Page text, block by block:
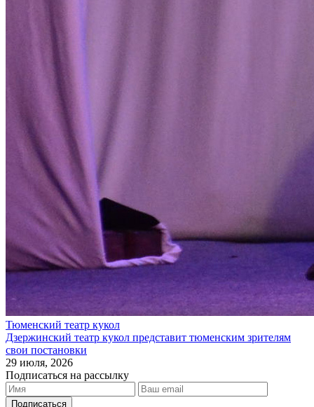
Тюменский театр кукол
Дзержинский театр кукол представит тюменским зрителям
свои постановки
29 июля, 2026
Подписаться на рассылку